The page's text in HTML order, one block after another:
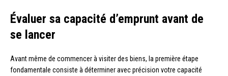
Évaluer sa capacité d’emprunt avant de
se lancer
Avant même de commencer à visiter des biens, la première étape
fondamentale consiste à déterminer avec précision votre capacité